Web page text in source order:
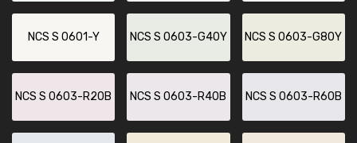
NCS S 0601-Y NCS S 0603-G40Y NCS S 0603-G80Y
NCS S 0603-R20B NCS S 0603-R40B NCS S 0603-R60B